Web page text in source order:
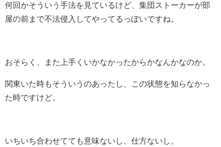
何回かそういう手法を見ているけど、集団ストーカーが部
屋の前まで不法侵入してやってるっぽいですね。
おそらく、また上手くいかなかったからかなんかなのか。
関東いた時もそういうのあったし、この状態を知らなかっ
た時ですけど。
いちいち合わせてても意味ないし、仕方ないし。